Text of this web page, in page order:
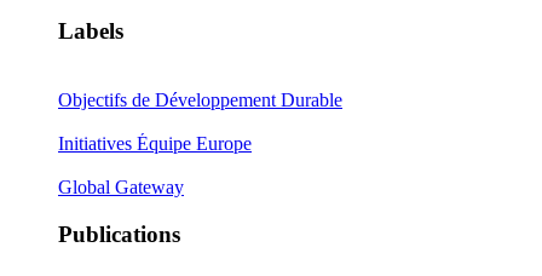
Labels
Objectifs de Développement Durable
Initiatives Équipe Europe
Global Gateway
Publications